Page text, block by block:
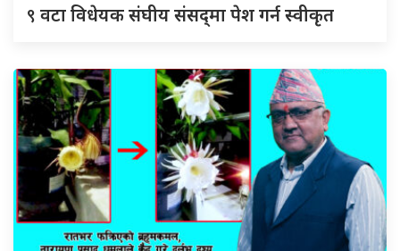
९ वटा विधेयक संघीय संसद्‌मा पेश गर्न स्वीकृत